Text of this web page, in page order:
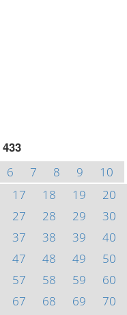
433
6 7 8 9
10
17 18 19
20
27 28 29
30
37 38 39
40
47 48 49
50
57 58 59
60
67 68 69
70